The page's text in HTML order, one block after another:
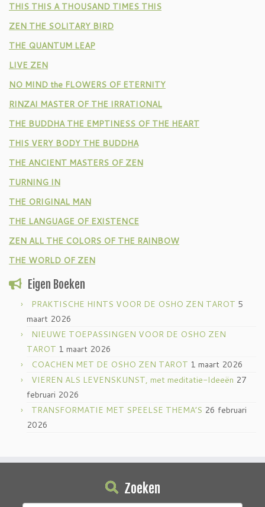
THIS THIS A THOUSAND TIMES THIS
ZEN THE SOLITARY BIRD
THE QUANTUM LEAP
LIVE ZEN
NO MIND the FLOWERS OF ETERNITY
RINZAI MASTER OF THE IRRATIONAL
THE BUDDHA THE EMPTINESS OF THE HEART
THIS VERY BODY THE BUDDHA
THE ANCIENT MASTERS OF ZEN
TURNING IN
THE ORIGINAL MAN
THE LANGUAGE OF EXISTENCE
ZEN ALL THE COLORS OF THE RAINBOW
THE WORLD OF ZEN
Eigen Boeken
PRAKTISCHE HINTS VOOR DE OSHO ZEN TAROT 5
maart 2026
NIEUWE TOEPASSINGEN VOOR DE OSHO ZEN
TAROT 1 maart 2026
COACHEN MET DE OSHO ZEN TAROT 1 maart 2026
VIEREN ALS LEVENSKUNST, met meditatie-Ideeën 27
februari 2026
TRANSFORMATIE MET SPEELSE THEMA’S 26 februari
2026
Zoeken